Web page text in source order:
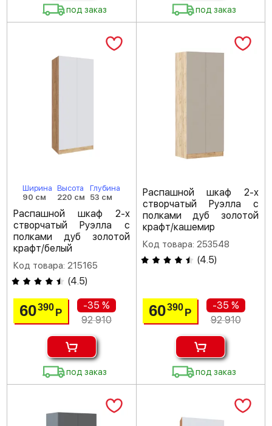
под заказ под заказ
Ширина
90 см
Высота
220 см
Глубина
53 см
Распашной шкаф 2-х
створчатый Руэлла с
полками дуб золотой
крафт/белый
Код товара: 215165
(4.5)
60390Р
-35 %
92 910
под заказ
Распашной шкаф 2-х
створчатый Руэлла с
полками дуб золотой
крафт/кашемир
Код товара: 253548
(4.5)
60390 Р
-35 %
92 910
под заказ